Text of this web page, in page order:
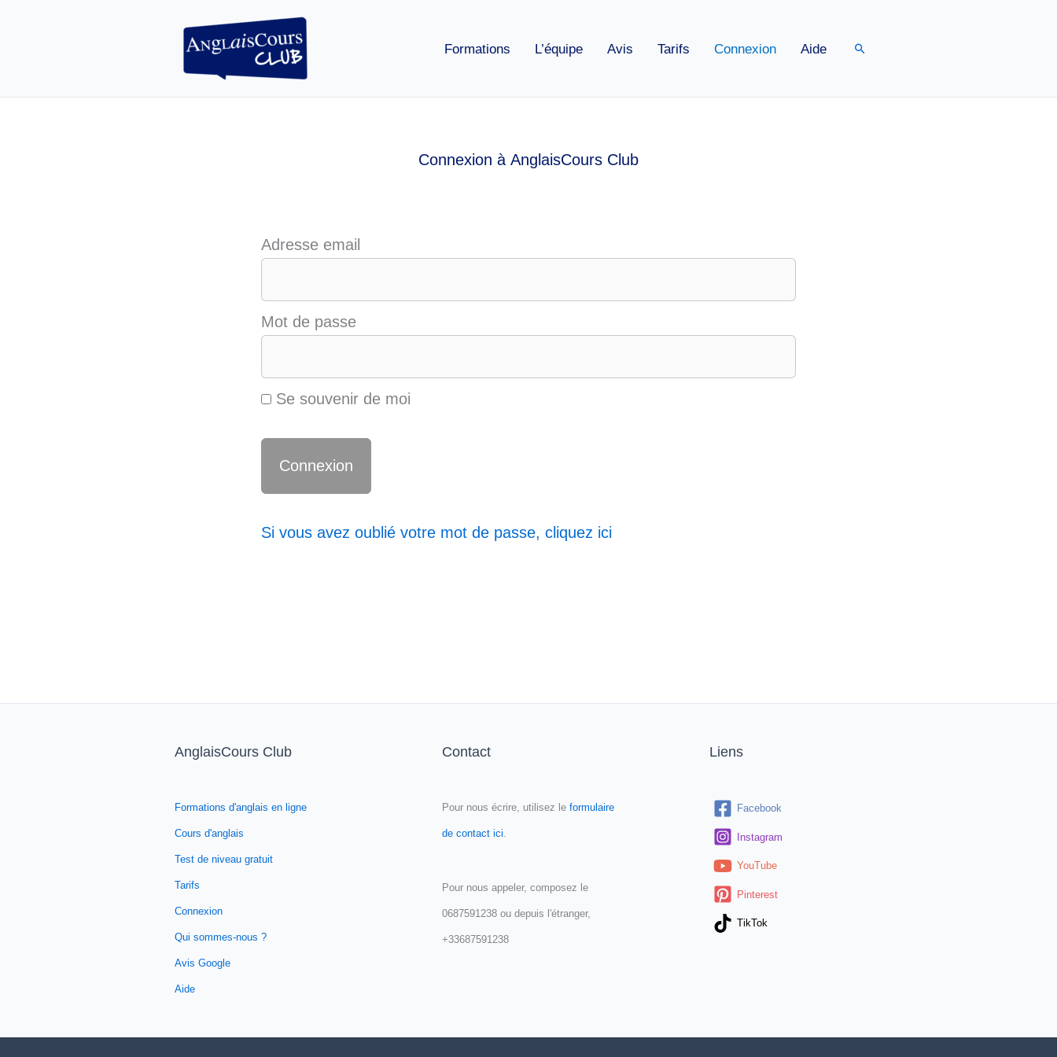
Formations L’équipe Avis Tarifs Connexion Aide Rechercher
Connexion à AnglaisCours Club
Adresse email
Mot de passe
Se souvenir de moi
Si vous avez oublié votre mot de passe, cliquez ici
AnglaisCours Club
Formations d'anglais en ligne
Cours d'anglais
Test de niveau gratuit
Tarifs
Connexion
Qui sommes-nous ?
Avis Google
Aide
Contact
Pour nous écrire, utilisez le formulaire
de contact ici
Pour nous appeler, composez le
0687591238 ou depuis l'étranger,
+33687591238
Liens
Facebook
Instagram
YouTube
Pinterest
TikTok